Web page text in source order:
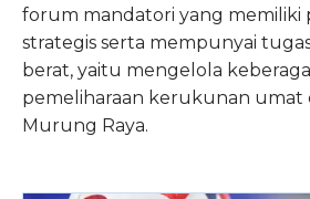
forum mandatori yang memiliki
strategis serta mempunyai
berat, yaitu mengelola
pemeliharaan kerukunan umat
Murung Raya.